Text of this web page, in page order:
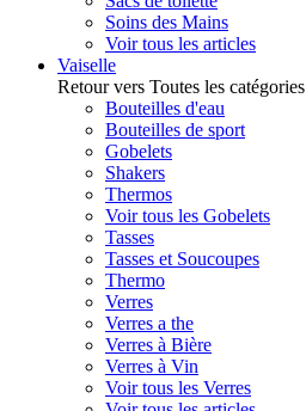
Soins des Mains
Voir tous les articles
Vaiselle
Retour vers Toutes les catégories
Bouteilles d'eau
Bouteilles de sport
Gobelets
Shakers
Thermos
Voir tous les Gobelets
Tasses
Tasses et Soucoupes
Thermo
Verres
Verres a the
Verres à Bière
Verres à Vin
Voir tous les Verres